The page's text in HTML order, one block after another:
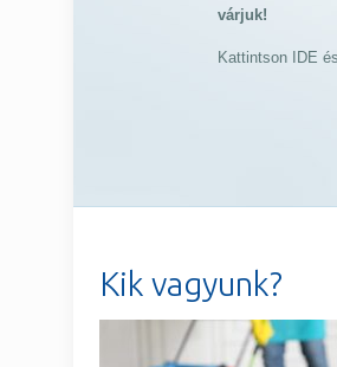
várjuk!
Kattintson IDE
Kik vagyunk?